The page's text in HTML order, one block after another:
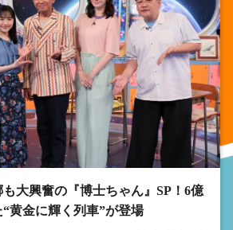
大興奮の『博士ちゃん』SP！6億
黄金に輝く列車”が登場